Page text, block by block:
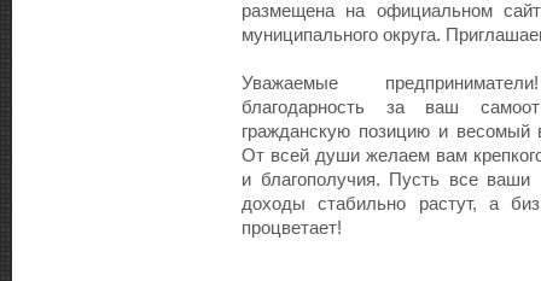
размещена на официальном
муниципального округа.
Уважаемые
благодарность за ваш
гражданскую позицию и весомый
От всей души желаем вам
и благополучия. Пусть все
доходы стабильно растут, а
процветает!